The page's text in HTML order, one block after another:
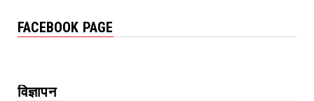
FACEBOOK PAGE
विज्ञापन